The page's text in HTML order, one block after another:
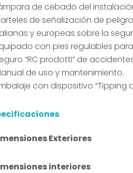
de cebado del
de señalización de
y europeas sobre la
con pies regulables
“RC prodotti” de
de uso y mantenimiento.
con dispositivo “Tipping
Exteriores
interiores